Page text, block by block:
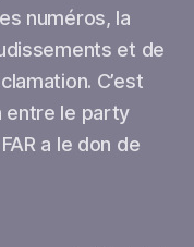
numéros, la
et de
C’est
entre le party
a le don de